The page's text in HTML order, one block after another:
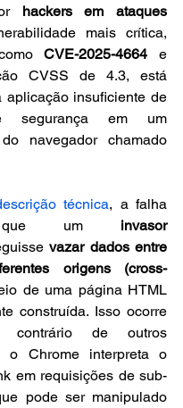
hackers em ataques
mais crítica,
CVE-2025-4664 e
CVSS de 4.3, está
aplicação insuficiente de
segurança em um
técnica, a falha
que um invasor
vazar dados entre
origens (cross-
de uma página HTML
construída. Isso ocorre
contrário de outros
o Chrome interpreta o
em requisições de sub-
pode ser manipulado